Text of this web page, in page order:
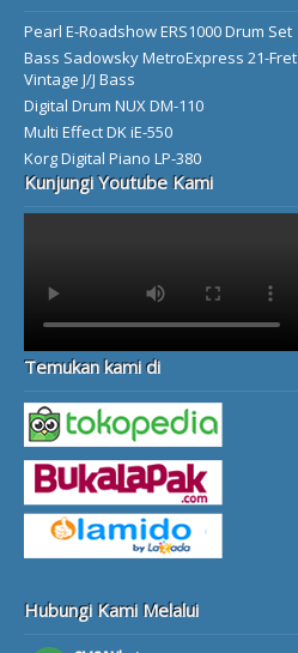
Pearl E-Roadshow ERS1000 Drum Set
Bass Sadowsky MetroExpress 21-Fret
Vintage J/J Bass
Digital Drum NUX DM-110
Multi Effect DK iE-550
Korg Digital Piano LP-380
Kunjungi Youtube Kami
Temukan kami di
Hubungi Kami Melalui